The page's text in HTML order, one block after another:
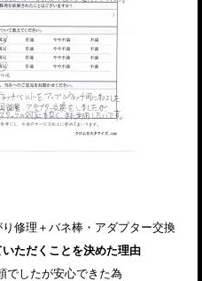
修理＋バネ棒・アダプター交換
ただくことを決めた理由
でしたが安心できた為